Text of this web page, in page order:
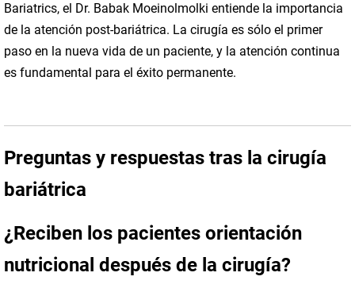
Bariatrics, el Dr. Babak Moeinolmolki entiende la importancia
de la atención post-bariátrica. La cirugía es sólo el primer
paso en la nueva vida de un paciente, y la atención continua
es fundamental para el éxito permanente.
Preguntas y respuestas tras la cirugía
bariátrica
¿Reciben los pacientes orientación
nutricional después de la cirugía?